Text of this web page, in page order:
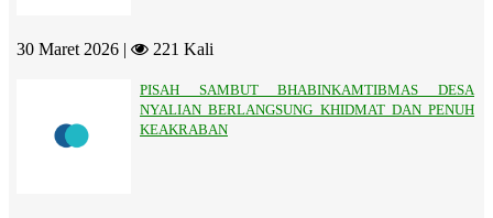
30 Maret 2026 | 221 Kali
PISAH SAMBUT BHABINKAMTIBMAS DESA
NYALIAN BERLANGSUNG KHIDMAT DAN PENUH
KEAKRABAN